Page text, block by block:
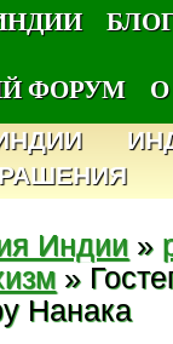
ФОРУМ
Индии »
»
Нанака